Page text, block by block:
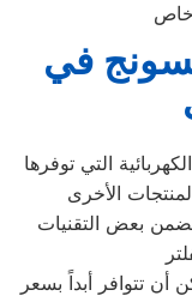
خاص
في
التي توفرها
بعض التقنيات
أن تتوافر أبداً بسعر